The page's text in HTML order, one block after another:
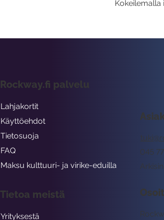
Kokeilemalla
045
Rockway.fi palvelu
Lahjakortit
Käyttöehdot
Tietosuoja
FAQ
Maksu kulttuuri- ja virike-eduilla
Tietoa meistä
Yrityksestä